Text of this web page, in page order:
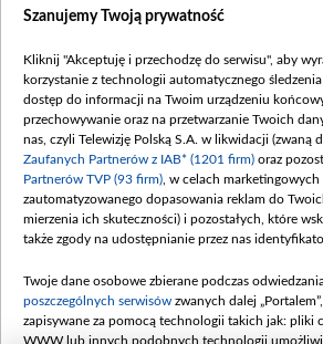
Dostępność
Procedura zgłoszeń
Szanujemy Twoją prywatność
Kliknij "Akceptuję i przechodzę do serwisu", aby
korzystanie z technologii automatycznego
dostęp do informacji na Twoim urządzeniu
przechowywanie oraz na przetwarzanie Twoich
nas, czyli Telewizję Polską S.A. w likwidacji (zwaną
Zaufanych Partnerów z IAB* (1201 firm) oraz
Partnerów TVP (93 firm) , w celach
zautomatyzowanego dopasowania reklam do
mierzenia ich skuteczności) i pozostałych, które
także zgody na udostępnianie przez nas
Twoje dane osobowe zbierane podczas
poszczególnych serwisów zwanych dalej
zapisywane za pomocą technologii takich jak: pliki
WWW lub innych podobnych technologii